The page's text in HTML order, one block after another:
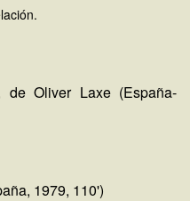
de Oliver Laxe (España-
1979, 110')